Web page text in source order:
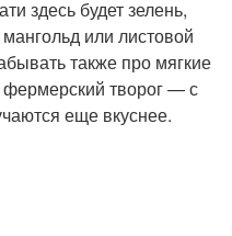
здесь будет зелень,
или листовой
также про мягкие
творог — с
еще вкуснее.